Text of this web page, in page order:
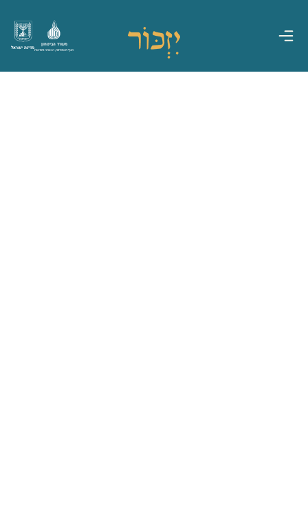
מדינת ישראל
משרד הביטחון
אגף משפחות, הנצחה ומורשת